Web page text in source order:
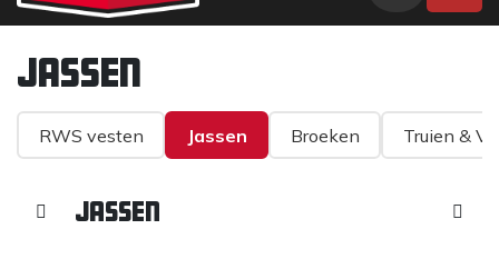
Jassen
RWS vesten Jassen Broeken Truien &
Jassen